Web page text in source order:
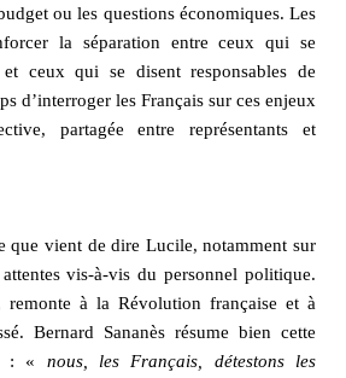
ou les questions économiques. Les
la séparation entre ceux qui se
ceux qui se disent responsables de
d’interroger les Français sur ces enjeux
partagée entre représentants et
que vient de dire Lucile, notamment sur
vis-à-vis du personnel politique.
à la Révolution française et à
Bernard Sananès résume bien cette
: « nous, les Français, détestons les